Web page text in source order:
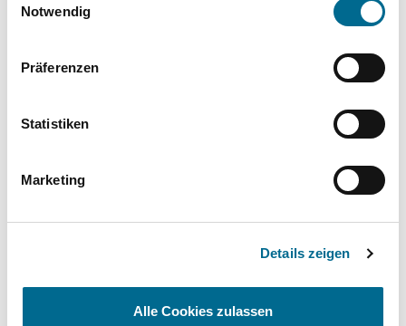
Cookies, wenn Sie unsere Webseite weiterhin nutzen.
Notwendig
Präferenzen
Statistiken
Marketing
Details zeigen
Alle Cookies zulassen
Komplette Ausstattungsliste
Kirchhorster Str. 21
Anfahrt (Google Maps)
Das könnte Ihnen auch gefallen: